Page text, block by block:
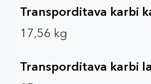
Transporditava karbi
17,56 kg
Transporditava karbi